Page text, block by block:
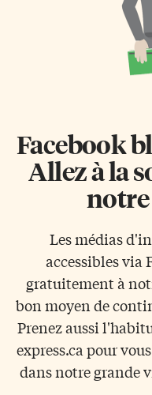
Facebook
Allez à la
Les médias
accessibles via
gratuitement à
bon moyen de
Prenez aussi
express.ca pour
dans notre grande